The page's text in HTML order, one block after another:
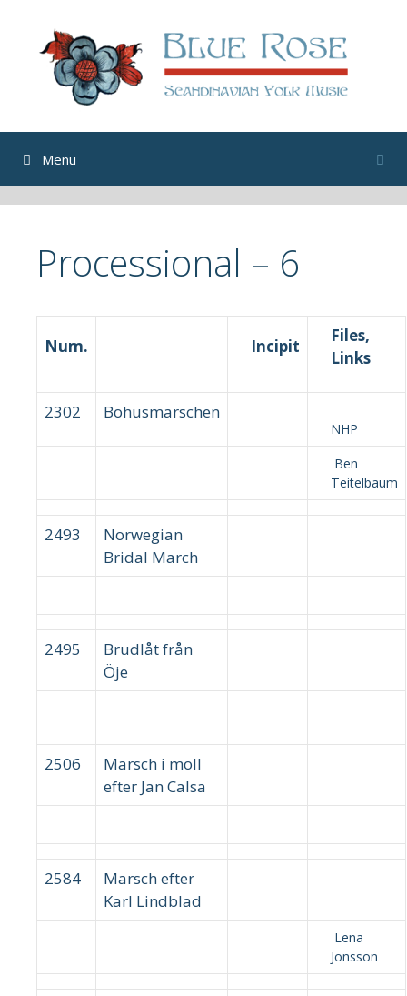
content
Menu
Processional – 6
Num. Incipit
Files,
Links
2302 Bohusmarschen
NHP
Ben
Teitelbaum
2493
Norwegian
Bridal March
2495
Brudlåt från
Öje
2506
Marsch i moll
efter Jan Calsa
2584
Marsch efter
Karl Lindblad
Lena
Jonsson